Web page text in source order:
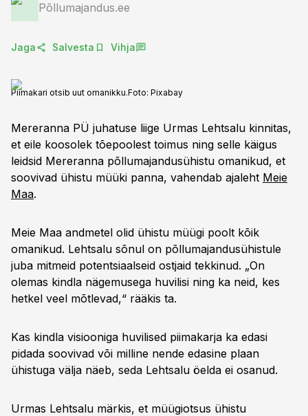
Põllumajandus.ee
Jaga Salvesta Vihja
Piimakari otsib uut omanikku.Foto: Pixabay
Mereranna PÜ juhatuse liige Urmas Lehtsalu kinnitas,
et eile koosolek tõepoolest toimus ning selle käigus
leidsid Mereranna põllumajandusühistu omanikud, et
soovivad ühistu müüki panna, vahendab ajaleht Meie
Maa.
Meie Maa andmetel olid ühistu müügi poolt kõik
omanikud. Lehtsalu sõnul on põllumajandusühistule
juba mitmeid potentsiaalseid ostjaid tekkinud. „On
olemas kindla nägemusega huvilisi ning ka neid, kes
hetkel veel mõtlevad,“ rääkis ta.
Kas kindla visiooniga huvilised piimakarja ka edasi
pidada soovivad või milline nende edasine plaan
ühistuga välja näeb, seda Lehtsalu öelda ei osanud.
Urmas Lehtsalu märkis, et müügiotsus ühistu